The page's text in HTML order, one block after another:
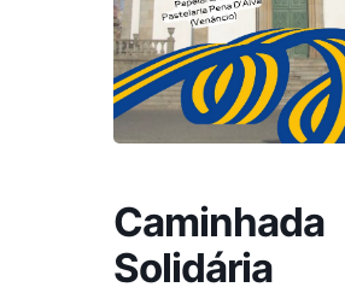
Caminhada
Solidária